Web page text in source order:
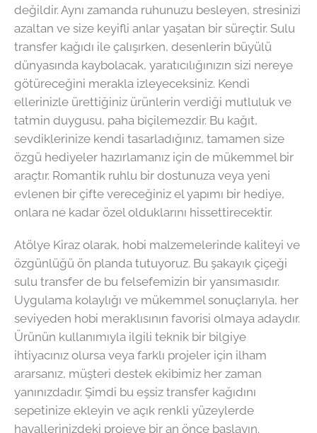
değildir. Aynı zamanda ruhunuzu besleyen, stresinizi
azaltan ve size keyifli anlar yaşatan bir süreçtir. Sulu
transfer kağıdı ile çalışırken, desenlerin büyülü
dünyasında kaybolacak, yaratıcılığınızın sizi nereye
götüreceğini merakla izleyeceksiniz. Kendi
ellerinizle ürettiğiniz ürünlerin verdiği mutluluk ve
tatmin duygusu, paha biçilemezdir. Bu kağıt,
sevdiklerinize kendi tasarladığınız, tamamen size
özgü hediyeler hazırlamanız için de mükemmel bir
araçtır. Romantik ruhlu bir dostunuza veya yeni
evlenen bir çifte vereceğiniz el yapımı bir hediye,
onlara ne kadar özel olduklarını hissettirecektir.
Atölye Kiraz olarak, hobi malzemelerinde kaliteyi ve
özgünlüğü ön planda tutuyoruz. Bu şakayık çiçeği
sulu transfer de bu felsefemizin bir yansımasıdır.
Uygulama kolaylığı ve mükemmel sonuçlarıyla, her
seviyeden hobi meraklısının favorisi olmaya adaydır.
Ürünün kullanımıyla ilgili teknik bir bilgiye
ihtiyacınız olursa veya farklı projeler için ilham
ararsanız, müşteri destek ekibimiz her zaman
yanınızdadır. Şimdi bu eşsiz transfer kağıdını
sepetinize ekleyin ve açık renkli yüzeylerde
hayallerinizdeki projeye bir an önce başlayın.